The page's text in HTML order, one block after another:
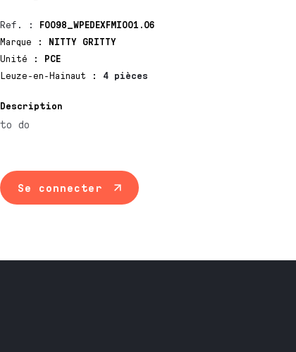
Ref. : F0098_WPEDEXFMI001.06
Marque
:
NITTY GRITTY
Unité
:
PCE
Leuze-en-Hainaut
: 4 pièces
Description
to do
Se connecter